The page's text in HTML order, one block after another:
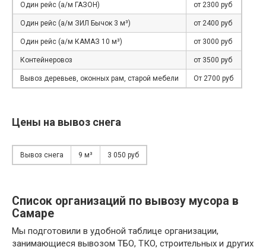
Один рейс (а/м ГАЗОН) от 2300 руб
Один рейс (а/м ЗИЛ Бычок 3 м³) от 2400 руб
Один рейс (а/м КАМАЗ 10 м³) от 3000 руб
Контейнеровоз от 3500 руб
Вывоз деревьев, оконных рам, старой мебели От 2700 руб
Цены на вывоз снега
Вывоз снега 9 м³ 3 050 руб
Список организаций по вывозу мусора в
Самаре
Мы подготовили в удобной таблице организации,
занимающиеся вывозом ТБО, ТКО, строительных и других